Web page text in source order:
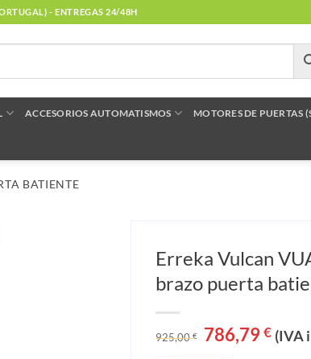
- ENTREGAS 24/48H
ACCESORIOS AUTOMATISMOS MOTORES DE PUERTAS
BATIENTE
Erreka Vulcan
brazo puerta
925,00€
El
precio
786,79 €El
precio
(IVA